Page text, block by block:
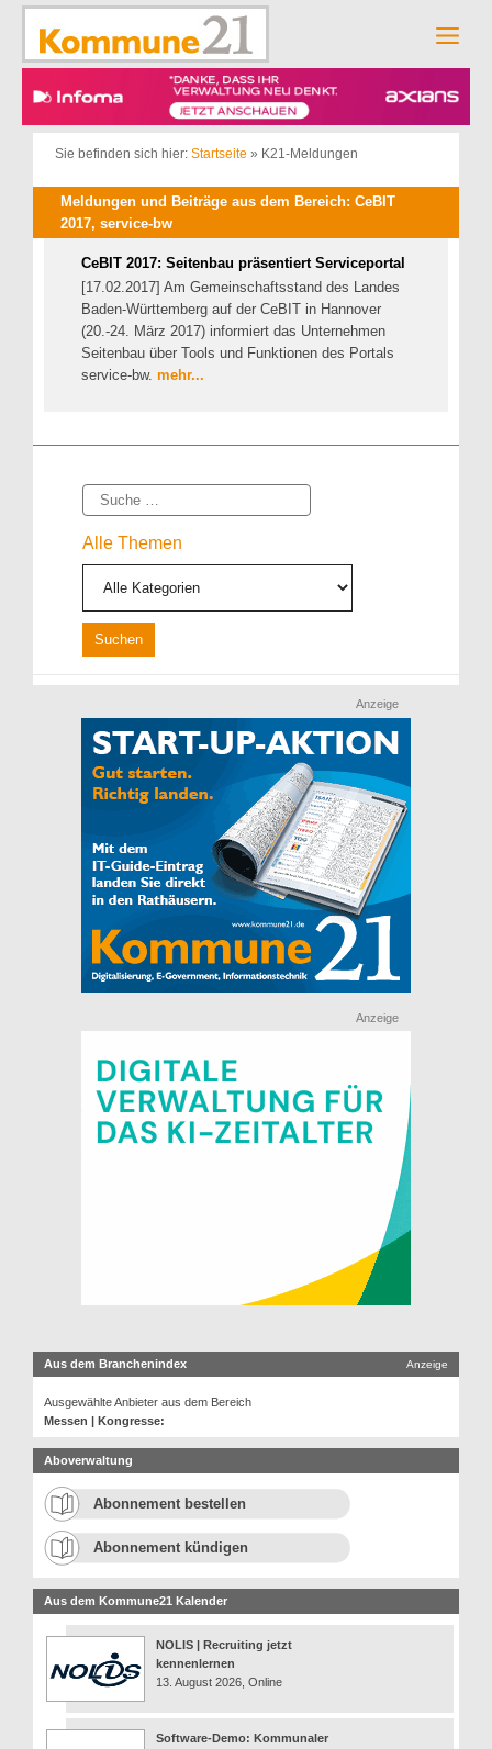
Zum
springen
Sie befinden sich hier: Startseite » K21-Meldungen
Meldungen und Beiträge aus dem Bereich: CeBIT
2017, service-bw
CeBIT 2017: Seitenbau präsentiert Serviceportal
[17.02.2017] Am Gemeinschaftsstand des Landes
Baden-Württemberg auf der CeBIT in Hannover
(20.-24. März 2017) informiert das Unternehmen
Seitenbau über Tools und Funktionen des Portals
service-bw. mehr...
Suche
Alle Themen
Anzeige
Anzeige
Aus dem Branchenindex Anzeige
Ausgewählte Anbieter aus dem Bereich
Messen | Kongresse:
Aboverwaltung
Abonnement bestellen
Abonnement kündigen
Aus dem Kommune21 Kalender
NOLIS | Recruiting jetzt
kennenlernen
13. August 2026, Online
Software-Demo: Kommunaler